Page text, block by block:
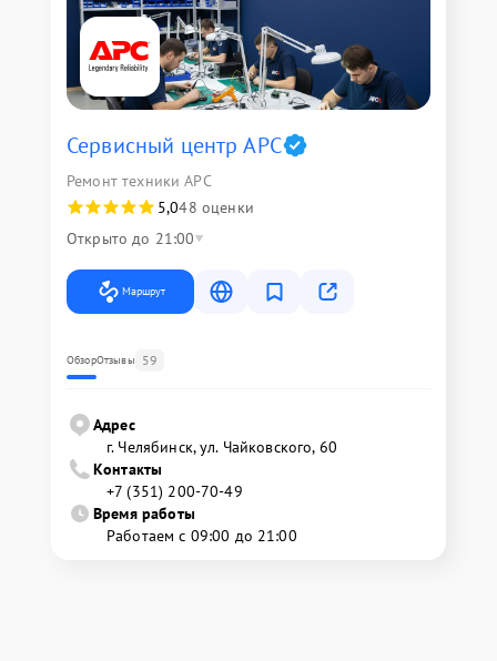
Сервисный центр APC
Ремонт техники APC
5,048 оценки
Открыто до 21:00
Маршрут
ОбзорОтзывы 59
Адрес
г. Челябинск, ул. Чайковского, 60
Контакты
+7 (351) 200-70-49
Время работы
Работаем с 09:00 до 21:00